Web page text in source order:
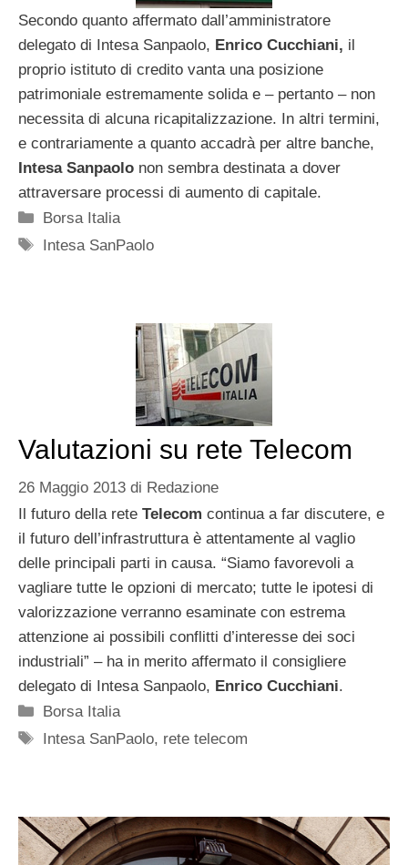
Secondo quanto affermato dall’amministratore
delegato di Intesa Sanpaolo, Enrico Cucchiani, il
proprio istituto di credito vanta una posizione
patrimoniale estremamente solida e – pertanto – non
necessita di alcuna ricapitalizzazione. In altri termini,
e contrariamente a quanto accadrà per altre banche,
Intesa Sanpaolo non sembra destinata a dover
attraversare processi di aumento di capitale.
Categorie
Borsa Italia
Tag
Intesa SanPaolo
Valutazioni su rete Telecom
26 Maggio 2013 di Redazione
Il futuro della rete Telecom continua a far discutere, e
il futuro dell’infrastruttura è attentamente al vaglio
delle principali parti in causa. “Siamo favorevoli a
vagliare tutte le opzioni di mercato; tutte le ipotesi di
valorizzazione verranno esaminate con estrema
attenzione ai possibili conflitti d’interesse dei soci
industriali” – ha in merito affermato il consigliere
delegato di Intesa Sanpaolo, Enrico Cucchiani.
Categorie
Borsa Italia
Tag
Intesa SanPaolo, rete telecom